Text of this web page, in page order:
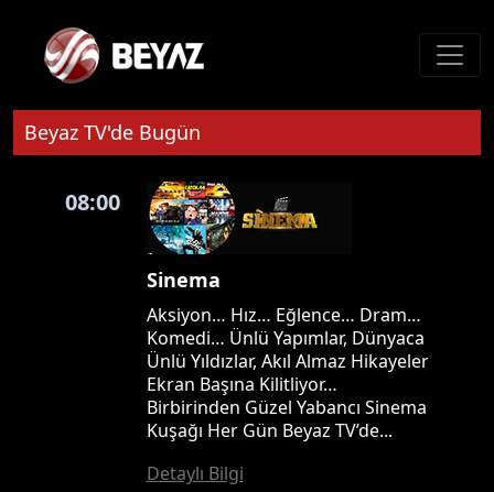
Beyaz TV'de Bugün
08:00
Sinema
Aksiyon… Hız… Eğlence… Dram…
Komedi… Ünlü Yapımlar, Dünyaca
Ünlü Yıldızlar, Akıl Almaz Hikayeler
Ekran Başına Kilitliyor…
Birbirinden Güzel Yabancı Sinema
Kuşağı Her Gün Beyaz TV’de...
Detaylı Bilgi